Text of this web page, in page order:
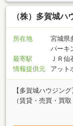
（株）多賀城ハ
所在地
宮城県
パーキ
最寄駅
ＪＲ
情報提供元
アット
【多賀城ハウジン
（賃貸・売買・
ムページ（ＨＰ）